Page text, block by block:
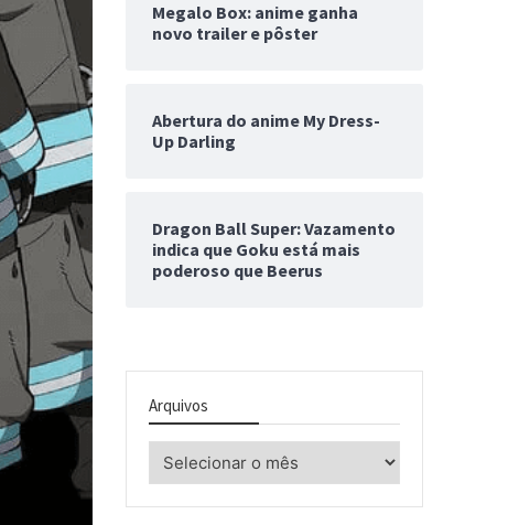
Megalo Box: anime ganha
novo trailer e pôster
Abertura do anime My Dress-
Up Darling
Dragon Ball Super: Vazamento
indica que Goku está mais
poderoso que Beerus
Arquivos
Arquivos